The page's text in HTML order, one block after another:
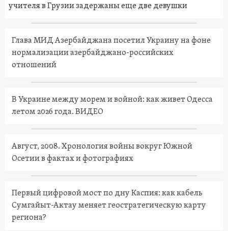
учителя в Грузии задержаны еще две девушки
Глава МИД Азербайджана посетил Украину на фоне
нормализации азербайджано-российских
отношений
В Украине между морем и войной: как живет Одесса
летом 2026 года. ВИДЕО
Август, 2008. Хронология войны вокруг Южной
Осетии в фактах и фотографиях
Первый цифровой мост по дну Каспия: как кабель
Сумгайыт-Актау меняет геостратегическую карту
региона?